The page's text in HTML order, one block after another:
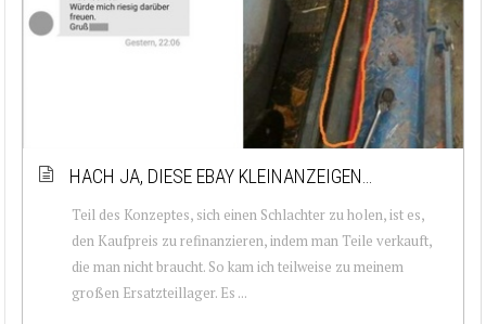
HACH JA, DIESE EBAY KLEINANZEIGEN…
Teil des Konzeptes, sich einen Schlachter zu holen, ist es,
den Kaufpreis zu refinanzieren, indem man Teile verkauft,
die man nicht braucht. So kam ich teilweise zu meinem
großen Ersatzteillager. Es ...